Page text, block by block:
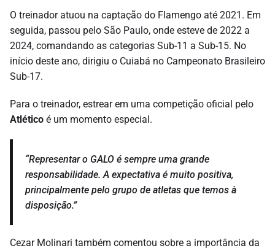
O treinador atuou na captação do Flamengo até 2021. Em
seguida, passou pelo São Paulo, onde esteve de 2022 a
2024, comandando as categorias Sub-11 a Sub-15. No
início deste ano, dirigiu o Cuiabá no Campeonato Brasileiro
Sub-17.
Para o treinador, estrear em uma competição oficial pelo
Atlético é um momento especial.
“Representar o GALO é sempre uma grande
responsabilidade. A expectativa é muito positiva,
principalmente pelo grupo de atletas que temos à
disposição.”
Cezar Molinari também comentou sobre a importância da